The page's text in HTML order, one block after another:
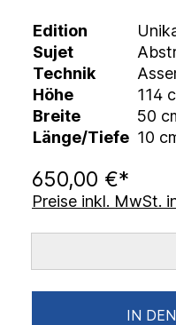
Edition
Sujet
Technik
Höhe
114
Breite
50
Länge/Tiefe 10
650,00 €*
Preise inkl. MwSt.
IN